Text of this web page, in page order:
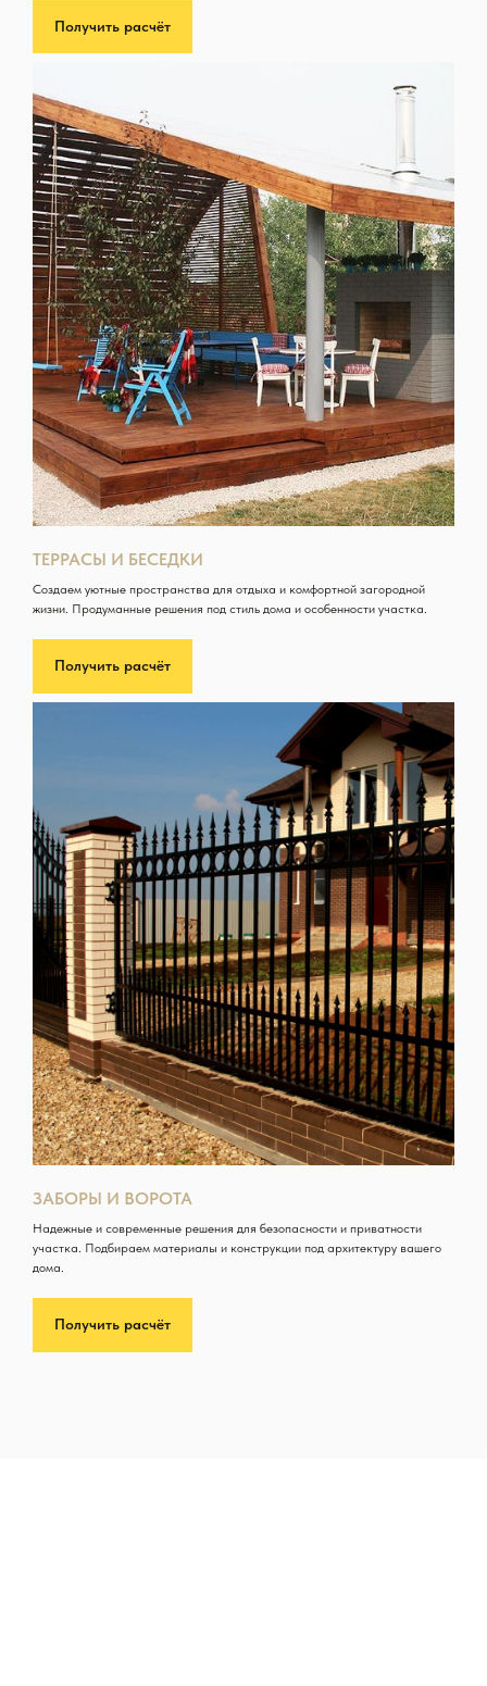
Получить расчёт
ТЕРРАСЫ И БЕСЕДКИ
Создаем уютные пространства для отдыха и комфортной загородной
жизни. Продуманные решения под стиль дома и особенности участка.
Получить расчёт
ЗАБОРЫ И ВОРОТА
Надежные и современные решения для безопасности и приватности
участка. Подбираем материалы и конструкции под архитектуру вашего
дома.
Получить расчёт